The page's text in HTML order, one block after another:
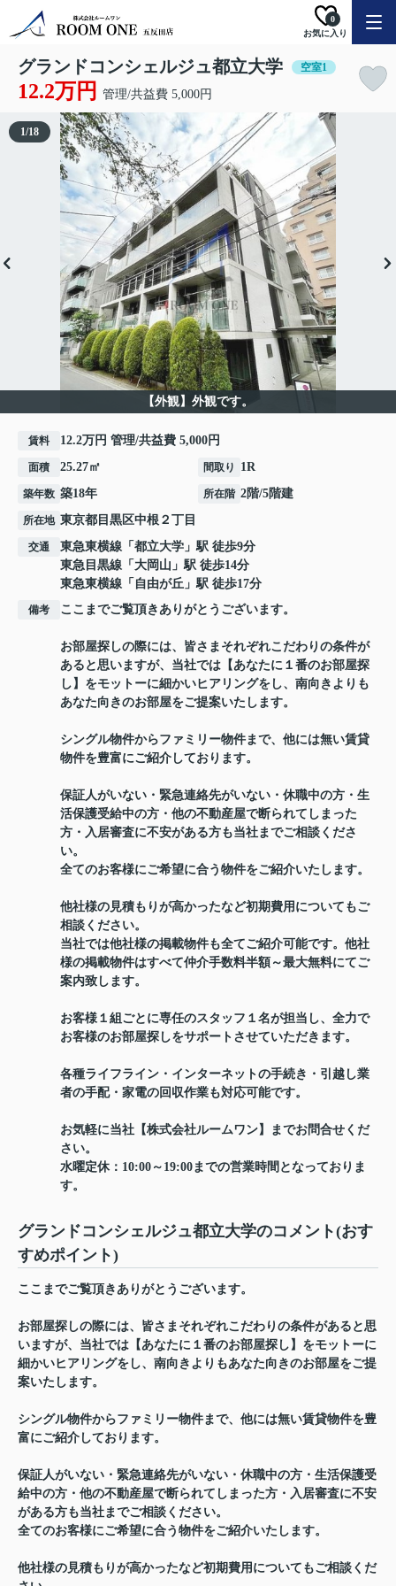
お気に入り
0
グランドコンシェルジュ都立大学 空室1
12.2万円 管理/共益費 5,000円
【外観】外観です。
1/18
賃料 12.2万円 管理/共益費 5,000円
面積 25.27㎡ 間取り 1R
築年数 築18年 所在階 2階/5階建
所在地 東京都 目黒区中根 ２丁目
交通 東急東横線 「 都立大学 」駅 徒歩9分
東急目黒線 「 大岡山 」駅 徒歩14分
東急東横線 「 自由が丘 」駅 徒歩17分
備考 ここまでご覧頂きありがとうございます。
お部屋探しの際には、皆さまそれぞれこだわりの条件が
あると思いますが、当社では【あなたに１番のお部屋探
し】をモットーに細かいヒアリングをし、南向きよりも
あなた向きのお部屋をご提案いたします。
シングル物件からファミリー物件まで、他には無い賃貸
物件を豊富にご紹介しております。
保証人がいない・緊急連絡先がいない・休職中の方・生
活保護受給中の方・他の不動産屋で断られてしまった
方・入居審査に不安がある方も当社までご相談くださ
い。
全てのお客様にご希望に合う物件をご紹介いたします。
他社様の見積もりが高かったなど初期費用についてもご
相談ください。
当社では他社様の掲載物件も全てご紹介可能です。他社
様の掲載物件はすべて仲介手数料半額～最大無料にてご
案内致します。
お客様１組ごとに専任のスタッフ１名が担当し、全力で
お客様のお部屋探しをサポートさせていただきます。
各種ライフライン・インターネットの手続き・引越し業
者の手配・家電の回収作業も対応可能です。
お気軽に当社【株式会社ルームワン】までお問合せくだ
さい。
水曜定休：10:00～19:00までの営業時間となっておりま
す。
グランドコンシェルジュ都立大学のコメント(おす
すめポイント)
ここまでご覧頂きありがとうございます。
お部屋探しの際には、皆さまそれぞれこだわりの条件があると思
いますが、当社では【あなたに１番のお部屋探し】をモットーに
細かいヒアリングをし、南向きよりもあなた向きのお部屋をご提
案いたします。
シングル物件からファミリー物件まで、他には無い賃貸物件を豊
富にご紹介しております。
保証人がいない・緊急連絡先がいない・休職中の方・生活保護受
給中の方・他の不動産屋で断られてしまった方・入居審査に不安
がある方も当社までご相談ください。
全てのお客様にご希望に合う物件をご紹介いたします。
他社様の見積もりが高かったなど初期費用についてもご相談くだ